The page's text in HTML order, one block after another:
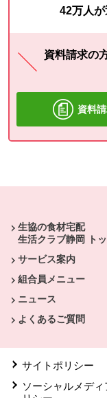
42万人
資料請求の
資料
生協の食材宅配
生活クラブ静岡 ト
サービス案内
組合員メニュー
ニュース
よくあるご質問
サイトポリシー
ソーシャルメディ